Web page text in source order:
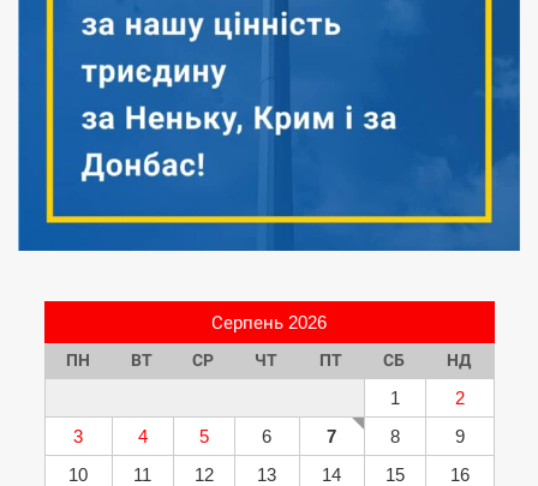
Серпень 2026
ПН ВТ СР ЧТ ПТ СБ НД
1
2
3
4 5 6 7 8
9
10
11 12 13 14 15
16